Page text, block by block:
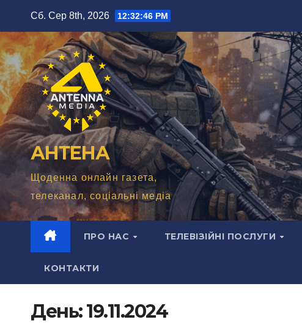
вмісту
Сб. Сер 8th, 2026 12:32:48 PM
АНТЕНА
Щоденна онлайн газета,
телеканал, соціальні медіа
ПРО НАС ТЕЛЕВІЗІЙНІ ПОСЛУГИ
КОНТАКТИ
День:19.11.2024